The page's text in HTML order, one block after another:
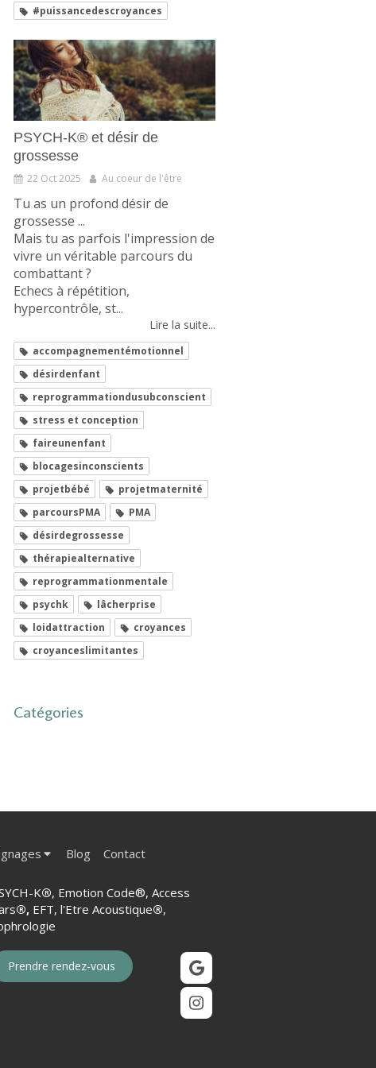
#puissancedescroyances
PSYCH-K® et désir de
grossesse
22 Oct 2025 Au coeur de l'être
Tu as un profond désir de
grossesse ...
Mais tu as parfois l'impression de
vivre un véritable parcours du
combattant ?
Echecs à répétition,
hypercontrôle, st...
Lire la suite...
accompagnementémotionnel
désirdenfant
reprogrammationdusubconscient
stress et conception
faireunenfant
blocagesinconscients
projetbébé
projetmaternité
parcoursPMA
PMA
désirdegrossesse
thérapiealternative
reprogrammationmentale
psychk
lâcherprise
loidattraction
croyances
croyanceslimitantes
Catégories
Blog Contact
K®, Emotion Code®, Access
®, EFT, l'Etre Acoustique®,
Prendre rendez-vous